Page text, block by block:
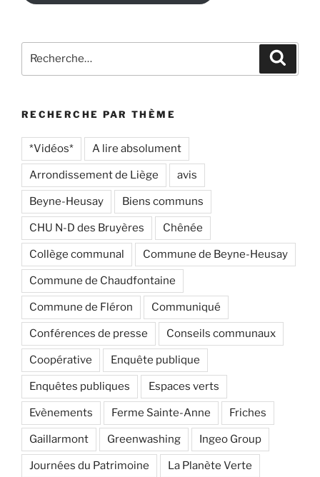
pour
RECHERCHE PAR THÈME
*Vidéos* A lire absolument
Arrondissement de Liège avis
Beyne-Heusay Biens communs
CHU N-D des Bruyères Chênée
Collège communal Commune de Beyne-Heusay
Commune de Chaudfontaine
Commune de Fléron Communiqué
Conférences de presse Conseils communaux
Coopérative Enquête publique
Enquêtes publiques Espaces verts
Evènements Ferme Sainte-Anne Friches
Gaillarmont Greenwashing Ingeo Group
Journées du Patrimoine La Planète Verte